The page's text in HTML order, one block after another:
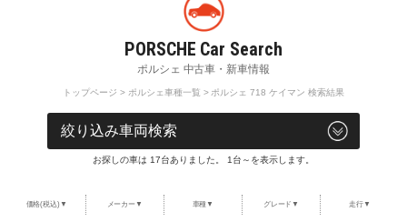
Special Shops
Maintenance
整備・メンテナンス工場
トップページ > ポルシェ車種一覧 > ポルシェ 718 ケイマン 検索結果
車両検索
お探しの車は 17台ありました。 1台～を表示します。
価格(税込)▼ メーカー▼ 車種▼ グレード▼ 走行▼